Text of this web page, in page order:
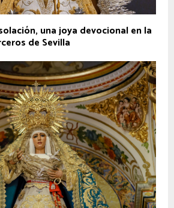
una joya devocional en la
de Sevilla